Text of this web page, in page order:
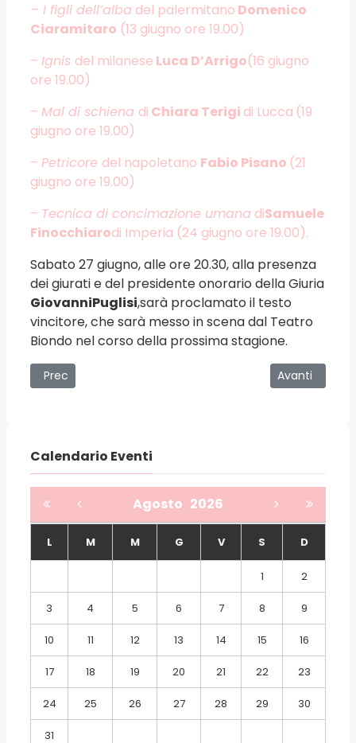
– I figli dell’alba del palermitano Domenico
Ciaramitaro (13 giugno ore 19.00)
– Ignis del milanese Luca D’Arrigo(16 giugno
ore 19.00)
– Mal di schiena di Chiara Terigi di Lucca (19
giugno ore 19.00)
– Petricore del napoletano Fabio Pisano (21
giugno ore 19.00)
– Tecnica di concimazione umana diSamuele
Finocchiarodi Imperia (24 giugno ore 19.00).
Sabato 27 giugno, alle ore 20.30, alla presenza
dei giurati e del presidente onorario della Giuria
GiovanniPuglisi,sarà proclamato il testo
vincitore, che sarà messo in scena dal Teatro
Biondo nel corso della prossima stagione.
Articolo precedente: Grandi Concerti Estate 2026 in Sicilia
Prec Articolo
Avanti
Calendario Eventi
Agosto 2026
L M M G V S D
1 2
3 4 5 6 7 8 9
10 11 12 13 14 15 16
17 18 19 20 21 22 23
24 25 26 27 28 29 30
31